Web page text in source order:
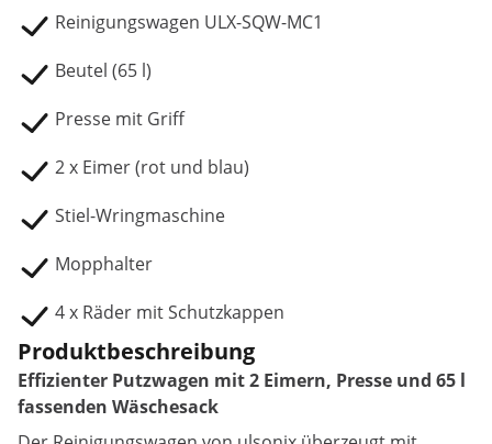
Reinigungswagen ULX-SQW-MC1
Beutel (65 l)
Presse mit Griff
2 x Eimer (rot und blau)
Stiel-Wringmaschine
Mopphalter
4 x Räder mit Schutzkappen
Produktbeschreibung
Effizienter Putzwagen mit 2 Eimern, Presse und 65 l
fassenden Wäschesack